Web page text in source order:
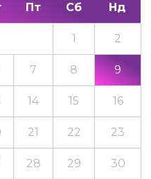
Пт Сб Нд
1 2
7 8 9
14 15 16
21 22 23
28 29 30